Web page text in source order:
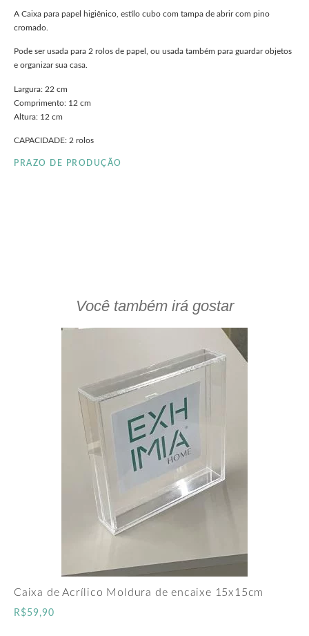
A Caixa para papel higiênico, estilo cubo com tampa de abrir com pino
cromado.
Pode ser usada para 2 rolos de papel, ou usada também para guardar objetos
e organizar sua casa.
Largura: 22 cm
Comprimento: 12 cm
Altura: 12 cm
CAPACIDADE: 2 rolos
PRAZO DE PRODUÇÃO
Você também irá gostar
Caixa de Acrílico Moldura de encaixe 15x15cm
R$59,90